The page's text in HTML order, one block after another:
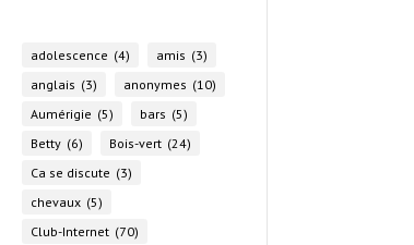
adolescence (4) amis (3)
anglais (3) anonymes (10)
Aumérigie (5) bars (5)
Betty (6) Bois-vert (24)
Ca se discute (3)
chevaux (5)
Club-Internet (70)